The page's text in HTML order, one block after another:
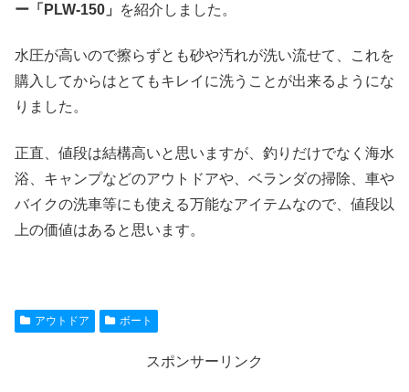
ー「PLW-150」
を紹介しました。
水圧が高いので擦らずとも砂や汚れが洗い流せて、これを
購入してからはとてもキレイに洗うことが出来るようにな
りました。
正直、値段は結構高いと思いますが、釣りだけでなく海水
浴、キャンプなどのアウトドアや、ベランダの掃除、車や
バイクの洗車等にも使える万能なアイテムなので、値段以
上の価値はあると思います。
アウトドア ボート
スポンサーリンク